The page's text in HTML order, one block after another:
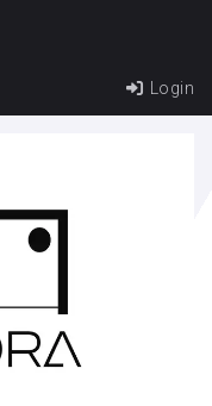
Login